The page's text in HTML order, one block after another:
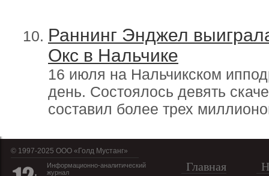
Раннинг Энджел
Окс в Нальчике
16 июля на Нальчикском
день. Состоялось девять
составил более трех
© 1997-2025 OOO «Голд Мустанг»
Информационно-аналитический
журнал
Главная